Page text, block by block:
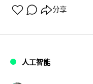
分享
人工智能